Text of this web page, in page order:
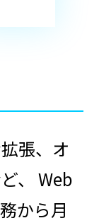
張、オ
、 Web
から月